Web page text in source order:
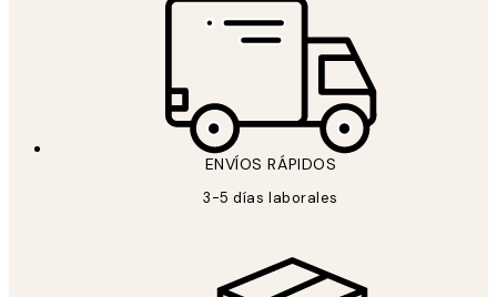
ENVÍOS RÁPIDOS
3-5 días laborales